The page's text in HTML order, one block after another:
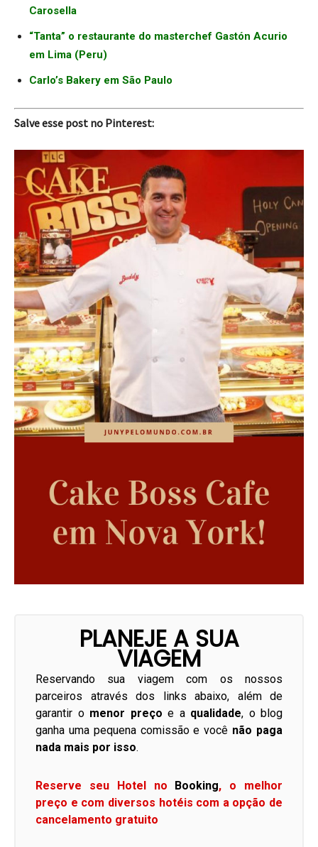
Carosella
“Tanta” o restaurante do masterchef Gastón Acurio
em Lima (Peru)
Carlo’s Bakery em São Paulo
Salve esse post no Pinterest:
PLANEJE A SUA
VIAGEM
Reservando sua viagem com os nossos
parceiros através dos links abaixo, além de
garantir o menor preço e a qualidade, o blog
ganha uma pequena comissão e você não paga
nada mais por isso.
Reserve seu Hotel no Booking, o melhor
preço e com diversos hotéis com a opção de
cancelamento gratuito